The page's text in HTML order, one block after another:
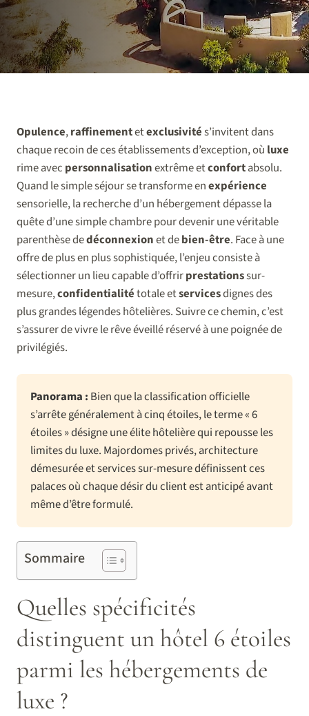
Opulence,raffinementetexclusivités’invitent dans
chaque recoin de ces établissements d’exception, où luxe
rime avec personnalisationextrême etconfortabsolu.
Quand le simple séjour se transforme enexpérience
sensorielle, la recherche d’un hébergement dépasse la
quête d’une simple chambre pour devenir une véritable
parenthèse dedéconnexionet debien-être. Face à une
offre de plus en plus sophistiquée, l’enjeu consiste à
sélectionner un lieu capable d’offrirprestationssur-
mesure,confidentialitétotale etservicesdignes des
plus grandes légendes hôtelières. Suivre ce chemin, c’est
s’assurer de vivre le rêve éveillé réservé à une poignée de
privilégiés.
Panorama : Bien que la classification officielle
s’arrête généralement à cinq étoiles, le terme « 6
étoiles » désigne une élite hôtelière qui repousse les
limites du luxe. Majordomes privés, architecture
démesurée et services sur-mesure définissent ces
palaces où chaque désir du client est anticipé avant
même d’être formulé.
Sommaire
Quelles spécificités
distinguent un hôtel 6 étoiles
parmi les hébergements de
luxe ?